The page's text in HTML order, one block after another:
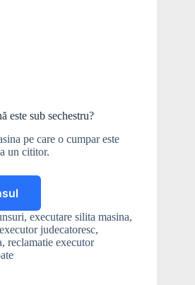
este sub sechestru?
pe care o cumpar este
un cititor.
, executare silita masina,
executor judecatoresc,
, reclamatie executor